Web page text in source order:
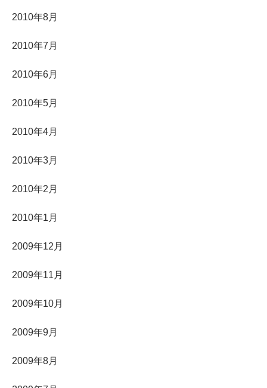
2010年8月
2010年7月
2010年6月
2010年5月
2010年4月
2010年3月
2010年2月
2010年1月
2009年12月
2009年11月
2009年10月
2009年9月
2009年8月